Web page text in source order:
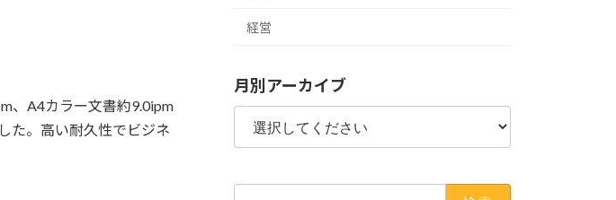
、A4カラー文書約9.0ipm
た。高い耐久性でビジネ
経営
月別アーカイブ